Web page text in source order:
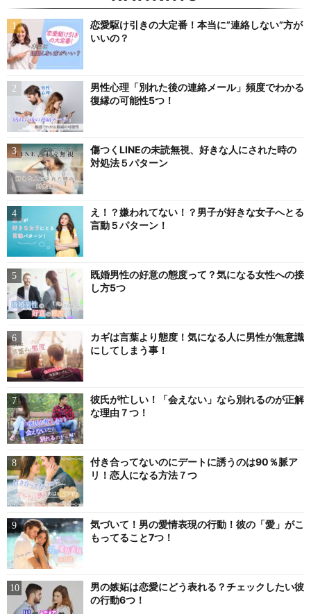
恋愛駆け引きの大定番！本当に”連絡しない”方が
いいの？
男性心理「別れた後の連絡メール」頻度でわかる
復縁の可能性5つ！
傷つくLINEの未読無視、好きな人にされた時の
対処法５パターン
え！？嫌われてない！？男子が好きな女子へとる
言動５パターン！
既婚男性の好意の態度って？気になる女性への接
し方5つ
カギは言葉より態度！気になる人に男性が無意識
にしてしまう事！
彼氏が忙しい！「会えない」なら別れるのが正解
な理由７つ！
付き合ってないのにデートに誘うのは90％脈ア
リ！恋人になる方法７つ
気づいて！男の愛情表現の行動！彼の「愛」がこ
もってること7つ！
男の嫉妬は恋愛にどう表れる？チェックしたい彼
の行動6つ！